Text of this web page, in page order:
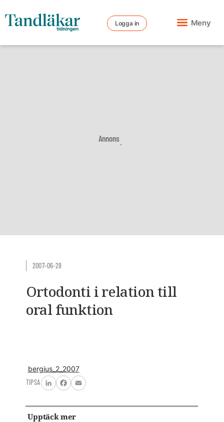
Logga in Meny
Annons
2007-06-28
Ortodonti i relation till
oral funktion
bergius_2_2007
TIPSA
LinkedInFacebook
Email
Upptäck mer